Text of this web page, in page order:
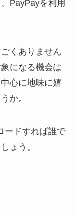
PayPayを利用
くありません
になる機会は
心に地味に嬉
か。
ードすれば誰で
ょう。